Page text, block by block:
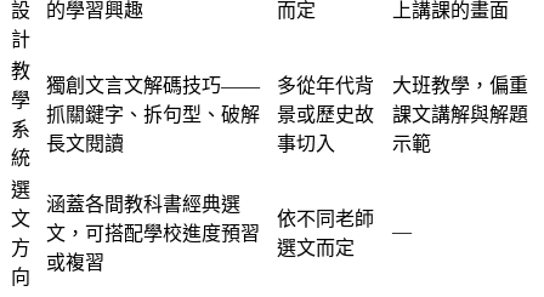
設
計
的學習興趣
而定
上講課的畫面
教
學
系
統
獨創文言文解碼技巧——
抓關鍵字、拆句型、破解
長文閱讀
多從年代背
景或歷史故
事切入
大班教學，偏重
課文講解與解題
示範
選
文
方
向
涵蓋各間教科書經典選
文，可搭配學校進度預習
或複習
依不同老師
選文而定
—